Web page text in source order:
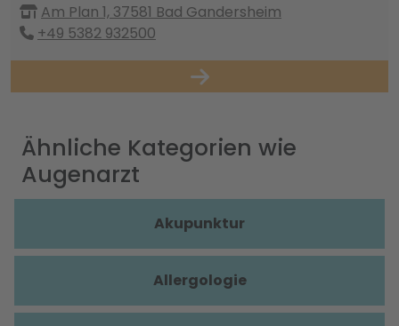
Am Plan 1, 37581 Bad Gandersheim
+49 5382 932500
Ähnliche Kategorien wie
Augenarzt
Akupunktur
Allergologie